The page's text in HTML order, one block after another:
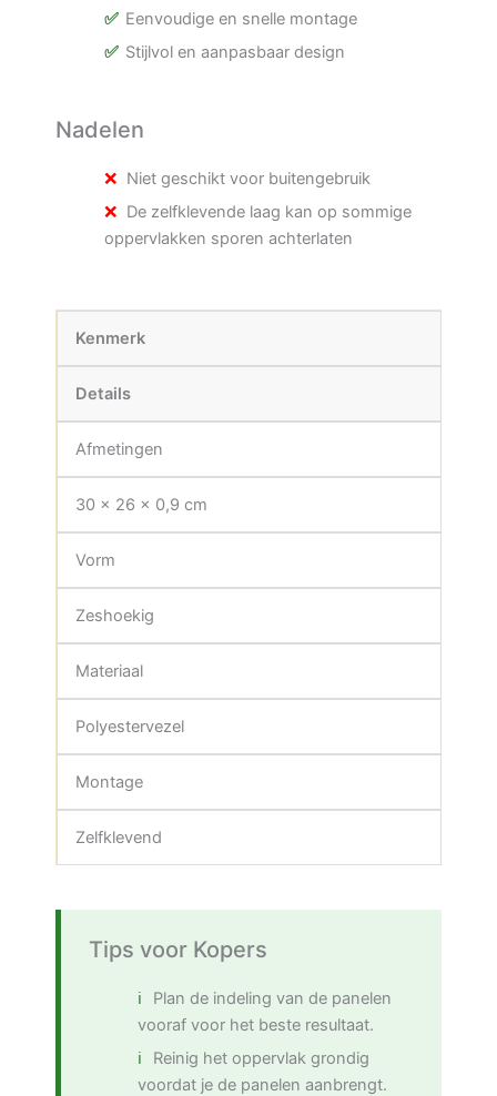
Eenvoudige en snelle montage
Stijlvol en aanpasbaar design
Nadelen
Niet geschikt voor buitengebruik
De zelfklevende laag kan op sommige
oppervlakken sporen achterlaten
Kenmerk
Details
Afmetingen
30 x 26 x 0,9 cm
Vorm
Zeshoekig
Materiaal
Polyestervezel
Montage
Zelfklevend
Tips voor Kopers
Plan de indeling van de panelen
vooraf voor het beste resultaat.
Reinig het oppervlak grondig
voordat je de panelen aanbrengt.